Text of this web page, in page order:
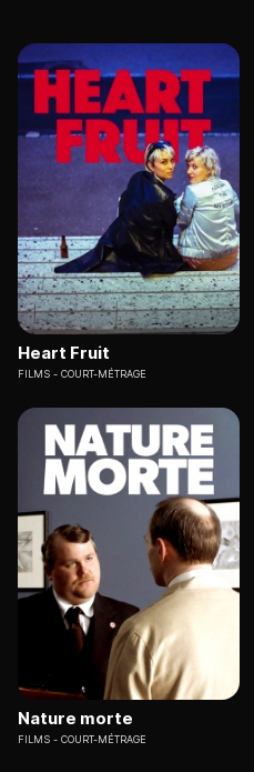
Heart Fruit
FILMS COURT-MÉTRAGE
Nature morte
FILMS COURT-MÉTRAGE